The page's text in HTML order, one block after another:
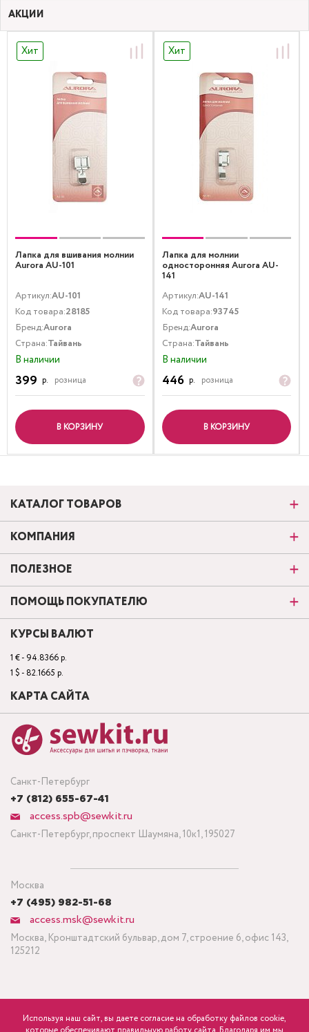
АКЦИИ
Хит
Лапка для вшивания молнии
Aurora AU-101
Артикул:AU-101
Код товара:28185
Бренд:Aurora
Страна:Тайвань
В наличии
399 р. розница
В КОРЗИНУ
Хит
Лапка для молнии
односторонняя Aurora AU-
141
Артикул:AU-141
Код товара:93745
Бренд:Aurora
Страна:Тайвань
В наличии
446 р. розница
В КОРЗИНУ
Санкт-Петербург
+7 (812) 655-67-41
access.spb@sewkit.ru
Санкт-Петербург, проспект Шаумяна, 10к1, 195027
Москва
+7 (495) 982-51-68
access.msk@sewkit.ru
Москва, Кронштадтский бульвар, дом 7, строение 6, офис 143,
125212
КАТАЛОГ ТОВАРОВ
КОМПАНИЯ
ПОЛЕЗНОЕ
ПОМОЩЬ ПОКУПАТЕЛЮ
КУРСЫ ВАЛЮТ
1 € - 94.8366 р.
1 $ - 82.1665 р.
КАРТА САЙТА
ПОДПИСАТЬСЯ НА НОВОСТИ
Используя наш сайт, вы даете согласие на обработку файлов cookie,